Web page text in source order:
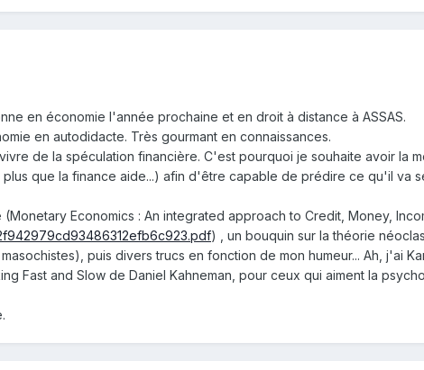
en économie l'année prochaine et en droit à distance à ASSAS.
en autodidacte. Très gourmant en connaissances.
de la spéculation financière. C'est pourquoi je souhaite avoir la
que la finance aide...) afin d'être capable de prédire ce qu'il va
Economics : An integrated approach to Credit, Money,
) , un bouquin sur la théorie
puis divers trucs en fonction de mon humeur... Ah, j'ai
Fast and Slow de Daniel Kahneman, pour ceux qui aiment la